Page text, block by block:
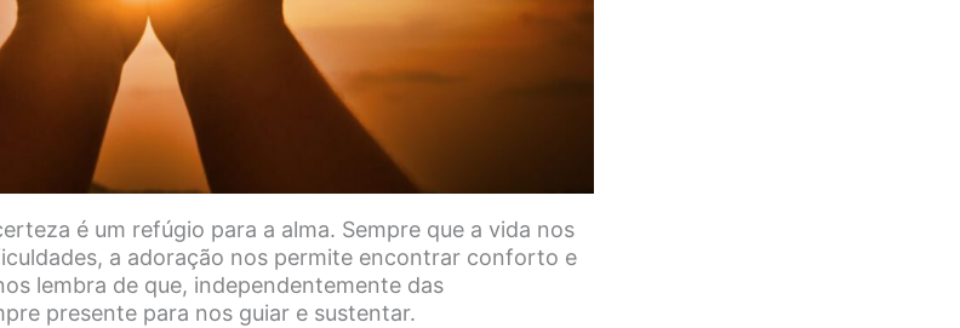
é um refúgio para a alma. Sempre que a vida nos
a adoração nos permite encontrar conforto e
lembra de que, independentemente das
presente para nos guiar e sustentar.